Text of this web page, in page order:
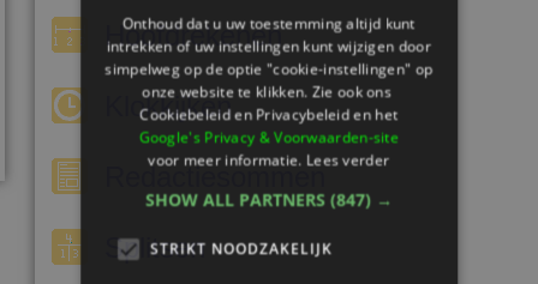
Hoofdrekenen
Klokkijken
Redactiesommen
Splitsen
Onthoud dat u uw toestemming altijd kunt
intrekken of uw instellingen kunt wijzigen door
simpelweg op de optie "cookie-instellingen" op
onze website te klikken. Zie ook ons ​​
Cookiebeleid en Privacybeleid en het
Google's Privacy & Voorwaarden-site
voor meer informatie.Lees verder
SHOW ALL PARTNERS (847) →
STRIKT NOODZAKELIJK